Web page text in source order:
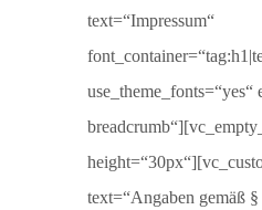
text=“Impressum“
use_theme_fonts=“yes“
text=“Angaben gemäß